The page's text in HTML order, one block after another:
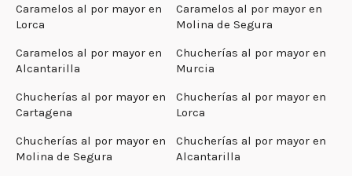
Caramelos al por mayor en
Lorca
Caramelos al por mayor en
Molina de Segura
Caramelos al por mayor en
Alcantarilla
Chucherías al por mayor en
Murcia
Chucherías al por mayor en
Cartagena
Chucherías al por mayor en
Lorca
Chucherías al por mayor en
Molina de Segura
Chucherías al por mayor en
Alcantarilla